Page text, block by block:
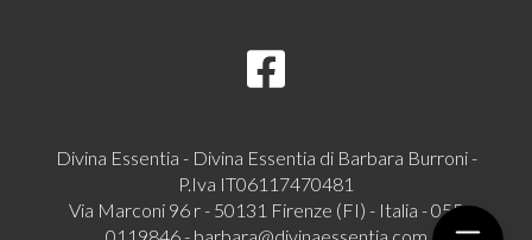
Divina Essentia - Divina Essentia di Barbara Burroni -
P.Iva IT06117470481
Via Marconi 96 r - 50131 Firenze (FI) - Italia - 055